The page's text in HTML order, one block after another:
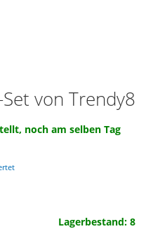
von Trendy8
noch am selben Tag
Lagerbestand: 8